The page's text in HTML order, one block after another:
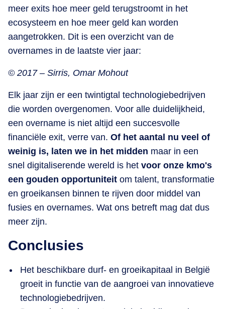
meer exits hoe meer geld terugstroomt in het
ecosysteem en hoe meer geld kan worden
aangetrokken. Dit is een overzicht van de
overnames in de laatste vier jaar:
© 2017 – Sirris, Omar Mohout
Elk jaar zijn er een twintigtal technologiebedrijven
die worden overgenomen. Voor alle duidelijkheid,
een overname is niet altijd een succesvolle
financiële exit, verre van. Of het aantal nu veel of
weinig is, laten we in het midden maar in een
snel digitaliserende wereld is het voor onze kmo's
een gouden opportuniteit om talent, transformatie
en groeikansen binnen te rijven door middel van
fusies en overnames. Wat ons betreft mag dat dus
meer zijn.
Conclusies
Het beschikbare durf- en groeikapitaal in België
groeit in functie van de aangroei van innovatieve
technologiebedrijven.